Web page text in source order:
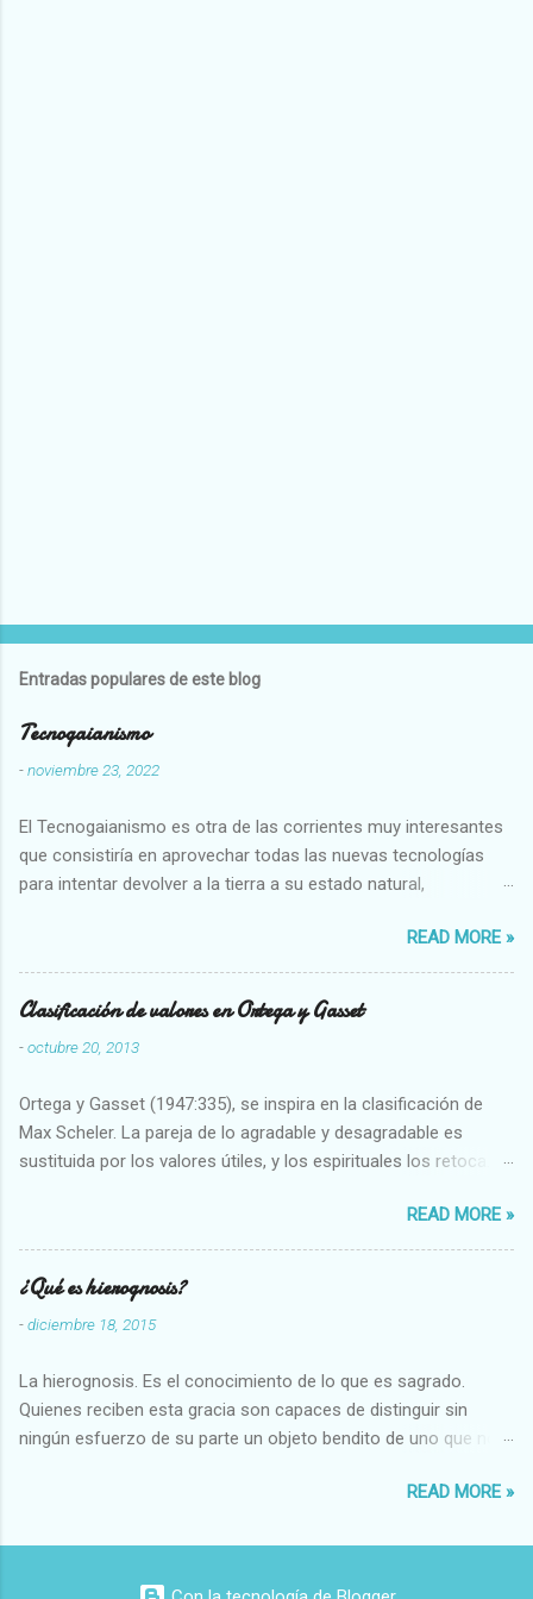
Entradas populares de este blog
Tecnogaianismo
-noviembre 23, 2022
El Tecnogaianismo es otra de las corrientes muy interesantes
que consistiría en aprovechar todas las nuevas tecnologías
para intentar devolver a la tierra a su estado natural,
READ MORE »
Clasificación de valores en Ortega y Gasset
-octubre 20, 2013
Ortega y Gasset (1947:335), se inspira en la clasificación de
Max Scheler. La pareja de lo agradable y desagradable es
sustituida por los valores útiles, y los espirituales los retoca.
Abundante-Escaso,etc 2 VITALES Sano-Enfermo Selecto-
Vulgar Enérgico-Inerte Fuerte-Débil,etc. 3 ESPIRITUALES a)
Intelectuales Conocimiento-Error Exacto-Aproximado
Evidente-Probable,etc b) Morales Bueno-malo Bondadoso-
malvado Justo-Injusto Escrupuloso-Relajado Leal-Desleal,etc.
Armonioso-Inarmonioso 4 RELIGIOSOS Santo-Pr...
READ MORE »
¿Qué es hierognosis?
-diciembre 18, 2015
La hierognosis. Es el conocimiento de lo que es sagrado.
Quienes reciben esta gracia son capaces de distinguir sin
ningún esfuerzo de su parte un objeto bendito de uno que no
READ MORE »